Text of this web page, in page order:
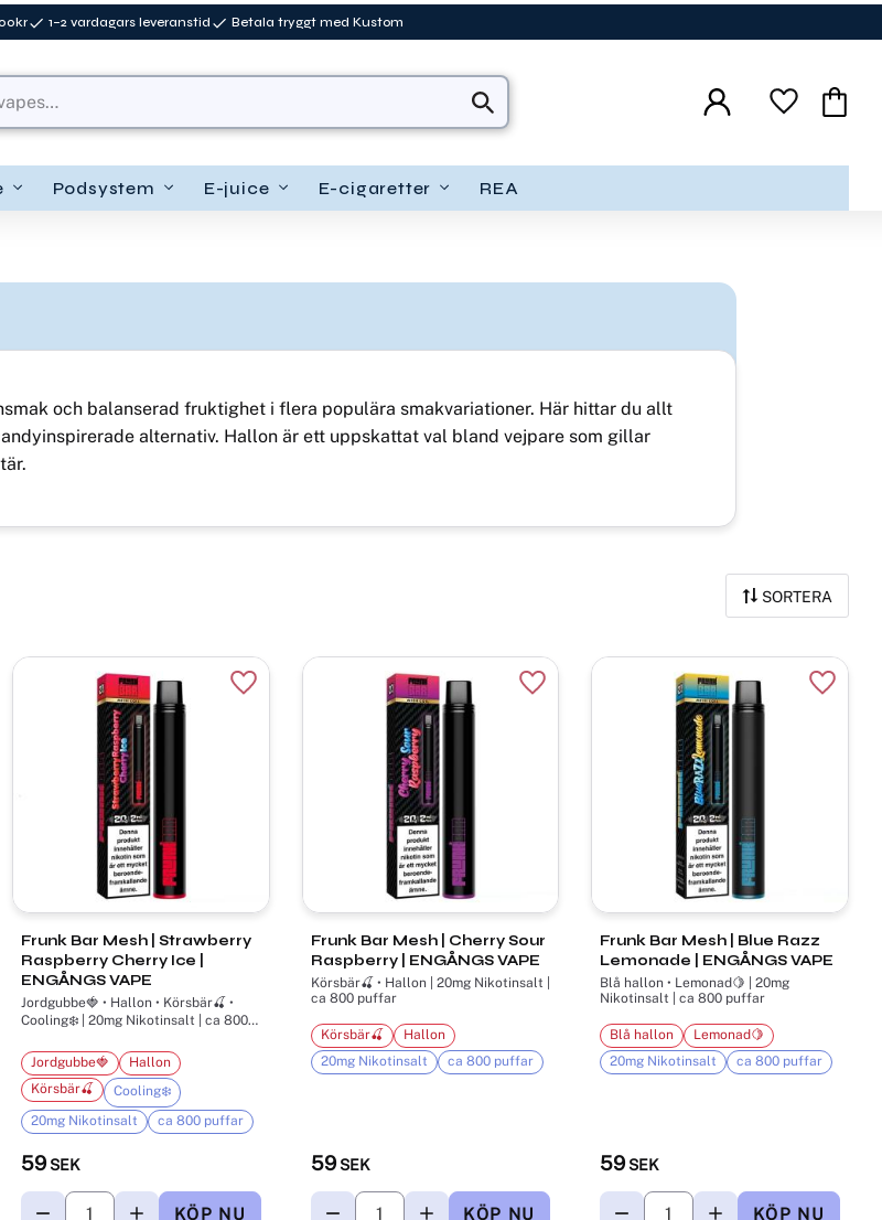
1–2 vardagars leveranstid Betala tryggt med Kustom
Favoriter
Podsystem E-juice E-cigaretter REA
och balanserad fruktighet i flera populära smakvariationer. Här hittar du allt
alternativ. Hallon är ett uppskattat val bland vejpare som gillar
SORTERA
i favoriter
Frunk Bar Mesh | Strawberry
Raspberry Cherry Ice |
ENGÅNGS VAPE
Jordgubbe🍓 • Hallon • Körsbär🍒 •
Cooling❄️ | 20mg Nikotinsalt | ca 800
59 SEK
Jordgubbe🍓
Hallon
Körsbär🍒
Cooling❄️
20mg Nikotinsalt
ca 800 puffar
Lägg till i favoriter
Frunk Bar Mesh | Cherry Sour
Raspberry | ENGÅNGS VAPE
Körsbär🍒 • Hallon | 20mg Nikotinsalt |
ca 800 puffar
59SEK
Körsbär🍒
Hallon
20mg Nikotinsalt
ca 800 puffar
Lägg till i favoriter
Frunk Bar Mesh | Blue Razz
Lemonade | ENGÅNGS VAPE
Blå hallon • Lemonad🍋 | 20mg
Nikotinsalt | ca 800 puffar
59 SEK
Blå hallon
Lemonad🍋
20mg Nikotinsalt
ca 800 puffar
Lägg